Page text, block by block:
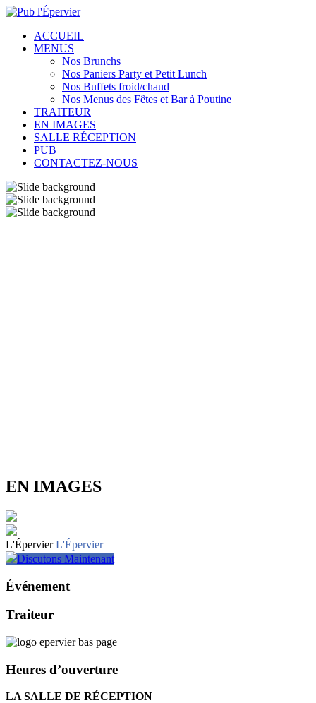
ACCUEIL
MENUS
Nos Brunchs
Nos Paniers Party et Petit Lunch
Nos Buffets froid/chaud
Nos Menus des Fêtes et Bar à Poutine
TRAITEUR
EN IMAGES
SALLE RÉCEPTION
PUB
CONTACTEZ-NOUS
EN IMAGES
L'Épervier L'Épervier
Discutons Maintenant
Événement
Traiteur
Heures d’ouverture
LA SALLE DE RÉCEPTION